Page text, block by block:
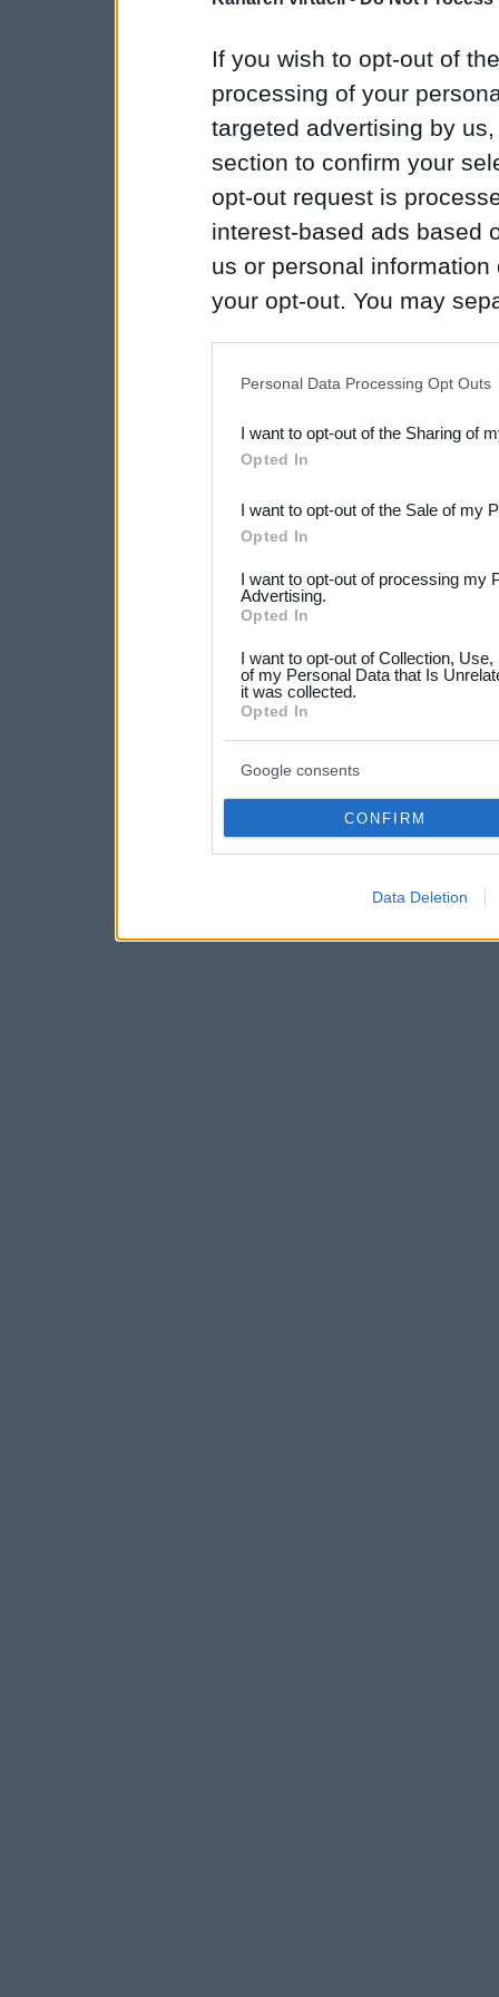
If you wish to opt-out of
processing of your
targeted advertising by
section to confirm your
opt-out request is
interest-based ads based
us or personal
your opt-out. You may
Downstream Participants
third parties.
Please note that this
not limited to your visit or
your data for below
consent section.
Personal Data Processing Opt Outs
I want to opt-out of the Sharing of
Opted In
I want to opt-out of the Sale of my
Opted In
I want to opt-out of processing my
Advertising.
Opted In
I want to opt-out of Collection,
of my Personal Data that Is
it was collected.
Opted In
Google consents
CONFIRM
Data Deletion